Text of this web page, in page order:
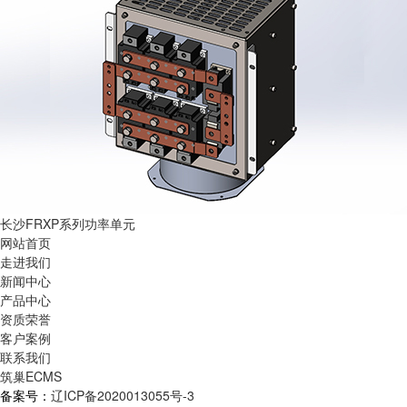
长沙FRXP系列功率单元
网站首页
走进我们
新闻中心
产品中心
资质荣誉
客户案例
联系我们
筑巢ECMS
备案号： 辽ICP备2020013055号-3